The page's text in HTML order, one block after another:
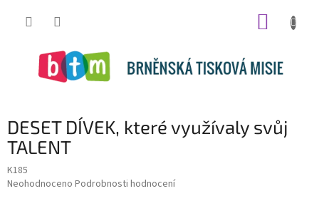
DESET DÍVEK, které využívaly svůj
TALENT
K185
Průměrné
Neohodnoceno Podrobnosti hodnocení